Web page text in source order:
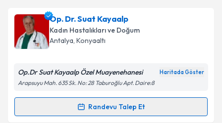
Op. Dr. Gülbin Destici İşgören
talebi oluşturun. Size bu uzmandan randevu almanız
için bir takvim hazırlandığında e-posta ile
bilgilendireceğiz.
E-posta Adresiniz
Kişisel verilerimin işlenmesine ilişkinAydınlatma
Op. Dr. Suat Kayaalp
Kadın Hastalıkları ve Doğum
Antalya, Konyaaltı
Op.Dr Suat Kayaalp Özel Muayenehanesi Haritada Göster
Arapsuyu Mah. 635 Sk. No: 28 Taburoğlu Apt. Daire:8
Randevu Talep Et
Randevu Takvimi Talebi